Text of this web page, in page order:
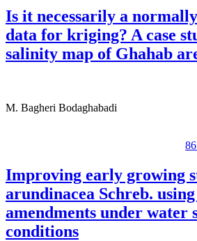
Is it necessarily a
data for kriging? A case
salinity map of Ghahab
M. Bagheri Bodaghabadi
Improving early growing
arundinacea Schreb.
amendments under water
conditions